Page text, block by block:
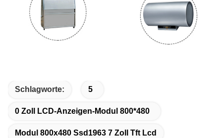
Schlagworte: 5
0 Zoll LCD-Anzeigen-Modul 800*480
Modul 800x480 Ssd1963 7 Zoll Tft Lcd